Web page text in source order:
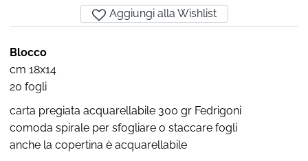
Aggiungi alla Wishlist
Blocco
cm 18x14
20 fogli
carta pregiata acquarellabile 300 gr Fedrigoni
comoda spirale per sfogliare o staccare fogli
anche la copertina è acquarellabile